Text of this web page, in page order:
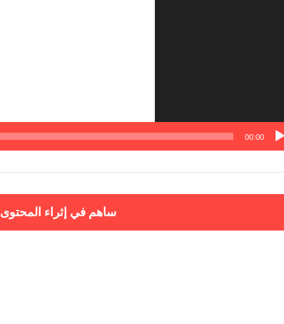
00:00
ساهم في إثراء المحتوى